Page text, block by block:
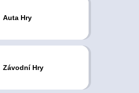
Auta Hry
Závodní Hry